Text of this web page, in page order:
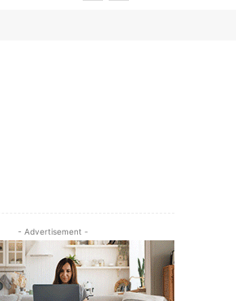
- Advertisement -